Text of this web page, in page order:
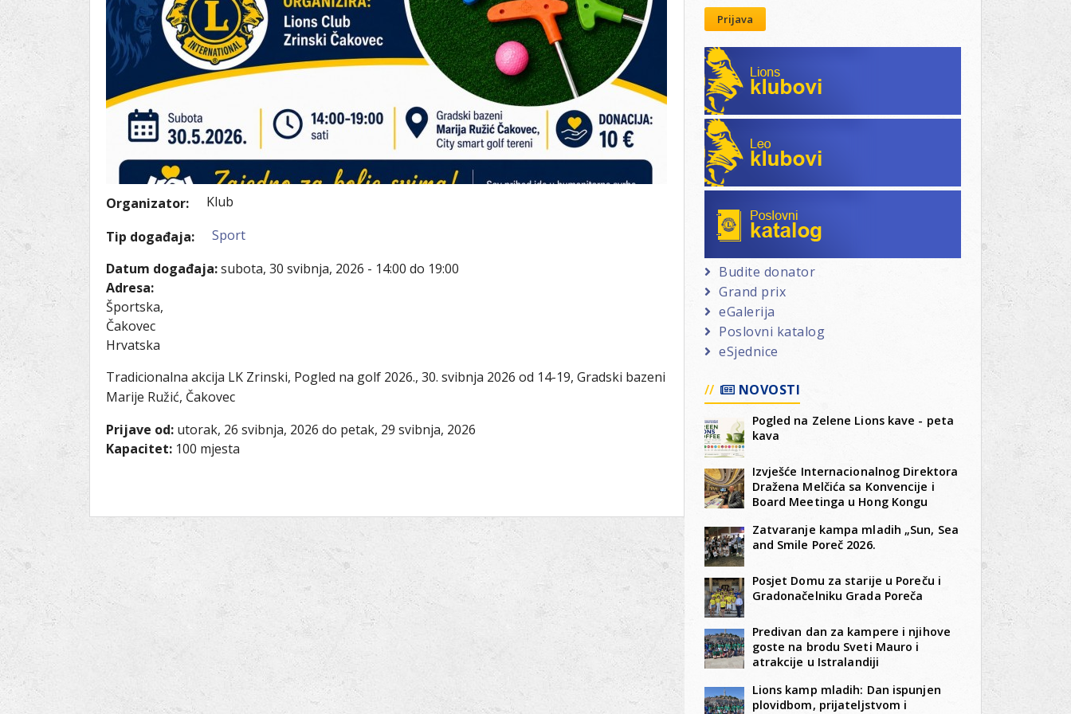
Lions International
Club finder
Podaci o LEO D-126 i kontakt
Organizator: Klub
Tip događaja:
Sport
Datum događaja:subota, 30 svibnja, 2026 - 14:00 do 19:00
Adresa:
Športska,
Čakovec
Hrvatska
Tradicionalna akcija LK Zrinski, Pogled na golf 2026., 30. svibnja 2026 od 14-19, Gradski bazeni
Marije Ružić, Čakovec
Prijave od: utorak, 26 svibnja, 2026 do petak, 29 svibnja, 2026
Kapacitet: 100 mjesta
Prijava
Lions klubovi
Leo klubovi
Budite donator
Grand prix
eGalerija
Poslovni katalog
eSjednice
NOVOSTI
Pogled na Zelene Lions kave - peta
kava
Izvješće Internacionalnog Direktora
Dražena Melčića sa Konvencije i
Board Meetinga u Hong Kongu
Zatvaranje kampa mladih „Sun, Sea
and Smile Poreč 2026.
Posjet Domu za starije u Poreču i
Gradonačelniku Grada Poreča
Predivan dan za kampere i njihove
goste na brodu Sveti Mauro i
atrakcije u Istralandiji
Lions kamp mladih: Dan ispunjen
plovidbom, prijateljstvom i